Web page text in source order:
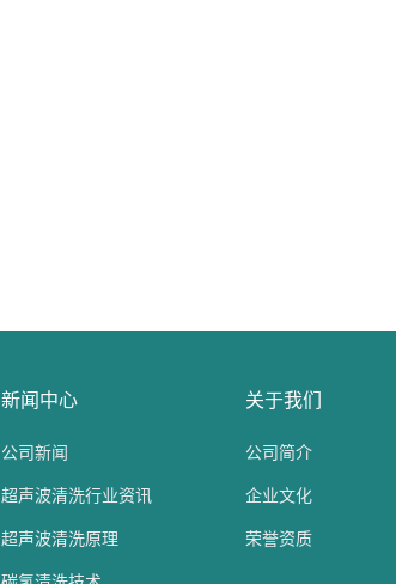
新闻中心
公司新闻
超声波清洗行业资讯
超声波清洗原理
关于我们
公司简介
企业文化
荣誉资质